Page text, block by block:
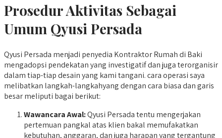
Prosedur Aktivitas Sebagai
Umum Qyusi Persada
Qyusi Persada menjadi penyedia Kontraktor Rumah di Baki
mengadopsi pendekatan yang investigatif dan juga terorganisir
dalam tiap-tiap desain yang kami tangani. cara operasi saya
melibatkan langkah-langkahyang dengan cara biasa dan garis
besar meliputi bagai berikut:
Wawancara Awal:Qyusi Persada tentu mengerjakan
pertemuan pangkal atas klien bakal memufakatkan
kebutuhan, anggaran, dan juga harapan yang tergantung